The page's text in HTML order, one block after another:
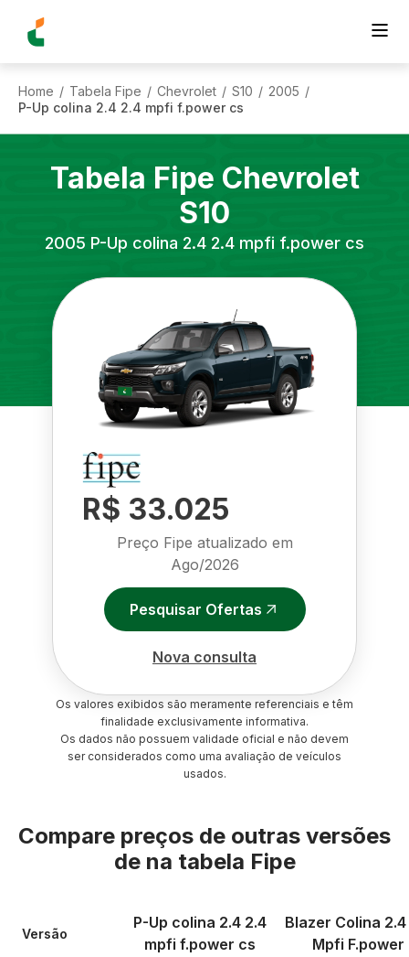
Home / Tabela Fipe / Chevrolet / S10 / 2005 /
P-Up colina 2.4 2.4 mpfi f.power cs
Tabela Fipe Chevrolet
S10
2005 P-Up colina 2.4 2.4 mpfi f.power cs
R$ 33.025
Preço Fipe atualizado em
Ago/2026
Pesquisar Ofertas
Nova consulta
Os valores exibidos são meramente referenciais e têm
finalidade exclusivamente informativa.
Os dados não possuem validade oficial e não devem
ser considerados como uma avaliação de veículos
usados.
Compare preços de outras versões
de na tabela Fipe
Versão
P-Up colina 2.4 2.4
mpfi f.power cs
Blazer Colina 2.4
Mpfi F.power